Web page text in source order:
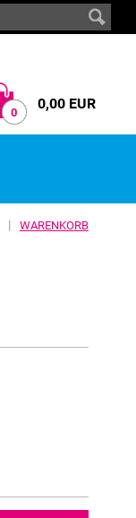
0 0,00 EUR
| WARENKORB